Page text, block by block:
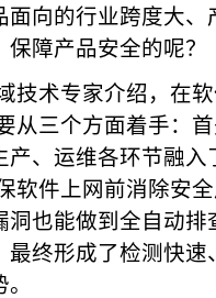
向的行业跨度大
障产品安全的呢？
技术专家介绍，在
从三个方面着手：
、运维各环节融入
软件上网前消除安
也能做到全自动
终形成了检测快